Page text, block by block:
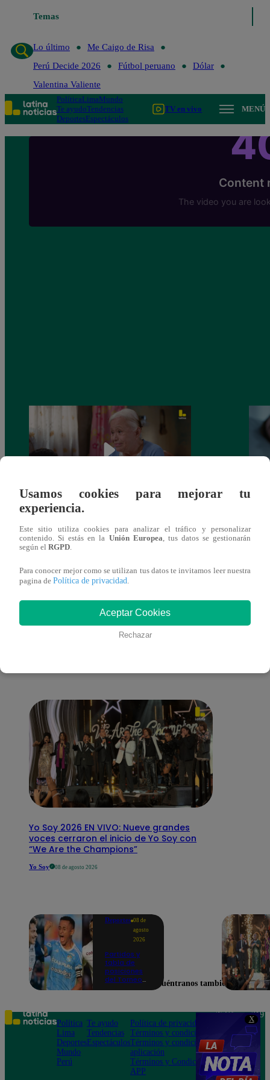
X
Temas
Lo último
Me Caigo de Risa
Perú Decide 2026
Fútbol peruano
Dólar
Valentina Valiente
PolíticaLimaMundo
Te ayudoTendencias
DeportesEspectáculos
TV en vivo MENÚ
toma una difícil decisión por el futuro de
sus nietos!
También te puede
Yo Soy 2026 EN VIVO: Nueve grandes
voces cerraron el inicio de Yo Soy con
“We Are the Champions”
Yo Soy 08 de agosto 2026
Deportes 08 de
agosto
2026
Partidos y
tabla de
posiciones
del Torneo
en la fecha 4
Usamos cookies para mejorar tu
experiencia.
Este sitio utiliza cookies para analizar el tráfico y personalizar
contenido. Si estás en la Unión Europea , tus datos se gestionarán
según el RGPD
Para conocer mejor como se utilizan tus datos te invitamos leer nuestra
pagina de Política de privacidad
Aceptar Cookies
Rechazar
Encuéntranos también en
Política
Lima
Deportes
Mundo
Perú
Te ayudo
Tendencias
Espectáculos
Política de privacidad
Términos y condiciones
Términos y condiciones
aplicación
Términos y Condiciones
APP
Teléfono: 219
Av. San
Felipe 968
Jesús María